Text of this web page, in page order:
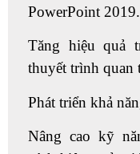
PowerPoint 2019.
Tăng hiệu quả
thuyết trình quan
Phát triển khả
Nâng cao kỹ